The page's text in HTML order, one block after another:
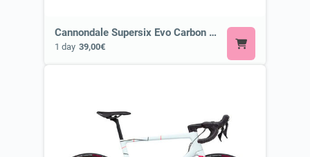
Cannondale Supersix Evo Carbon 2 or Similar
1 day 39,00€